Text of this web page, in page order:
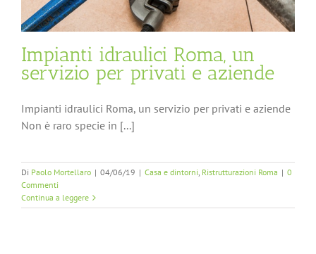
Impianti idraulici Roma, un
servizio per privati e aziende
Impianti idraulici Roma, un servizio per privati e aziende
Non è raro specie in [...]
Di Paolo Mortellaro | 04/06/19 | Casa e dintorni, Ristrutturazioni Roma | 0
Commenti
Continua a leggere